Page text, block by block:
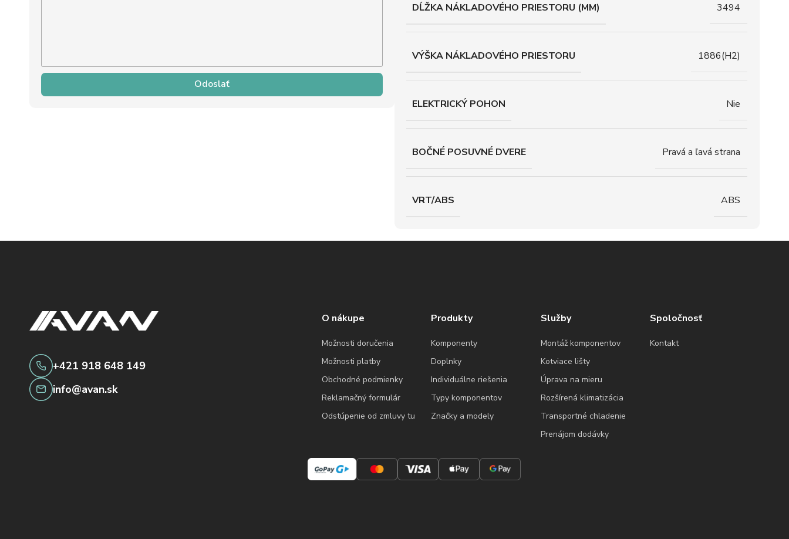
Odoslať
DĹŽKA NÁKLADOVÉHO PRIESTORU (MM) 3494
VÝŠKA NÁKLADOVÉHO PRIESTORU 1886(H2)
ELEKTRICKÝ POHON Nie
BOČNÉ POSUVNÉ DVERE Pravá a ľavá strana
VRT/ABS ABS
+421 918 648 149
info@avan.sk
O nákupe
Možnosti doručenia
Možnosti platby
Obchodné podmienky
Reklamačný formulár
Odstúpenie od zmluvy tu
Produkty
Komponenty
Doplnky
Individuálne riešenia
Typy komponentov
Značky a modely
Služby
Montáž komponentov
Kotviace lišty
Úprava na mieru
Rozšírená klimatizácia
Transportné chladenie
Prenájom dodávky
Spoločnosť
Kontakt